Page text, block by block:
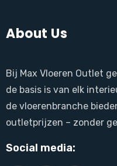
About Us
Bij Max Vloeren Outlet
de basis is van elk
de vloerenbranche
outletprijzen – zonder
Social media: